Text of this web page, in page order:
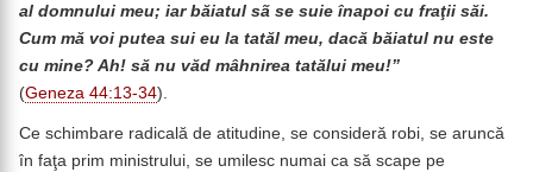
al domnului meu; iar băiatul sã se suie înapoi cu fraţii săi.
Cum mă voi putea sui eu la tatăl meu, dacă băiatul nu este
cu mine? Ah! să nu văd mâhnirea tatălui meu!”
(Geneza 44:13-34).
Ce schimbare radicală de atitudine, se consideră robi, se aruncă
în faţa prim ministrului, se umilesc numai ca să scape pe